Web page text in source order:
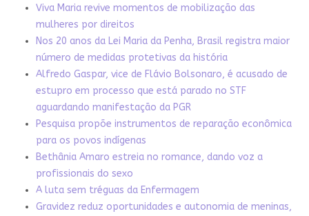
Viva Maria revive momentos de mobilização das
mulheres por direitos
Nos 20 anos da Lei Maria da Penha, Brasil registra maior
número de medidas protetivas da história
Alfredo Gaspar, vice de Flávio Bolsonaro, é acusado de
estupro em processo que está parado no STF
aguardando manifestação da PGR
Pesquisa propõe instrumentos de reparação econômica
para os povos indígenas
Bethânia Amaro estreia no romance, dando voz a
profissionais do sexo
A luta sem tréguas da Enfermagem
Gravidez reduz oportunidades e autonomia de meninas,